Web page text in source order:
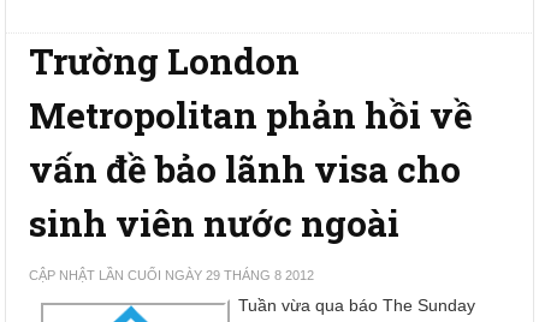
Trường London
Metropolitan phản hồi về
vấn đề bảo lãnh visa cho
sinh viên nước ngoài
CẬP NHẬT LẦN CUỐI NGÀY 29 THÁNG 8 2012
Tuần vừa qua báo The Sunday